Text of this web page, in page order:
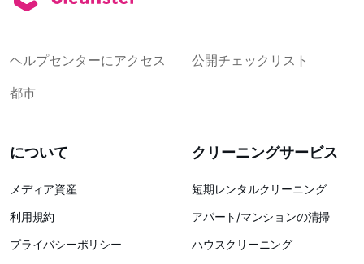
ヘルプセンターにアクセス
公開チェックリスト
都市
について
メディア資産
利用規約
プライバシーポリシー
クリーニングサービス
短期レンタルクリーニング
アパート/マンションの清掃
ハウスクリーニング